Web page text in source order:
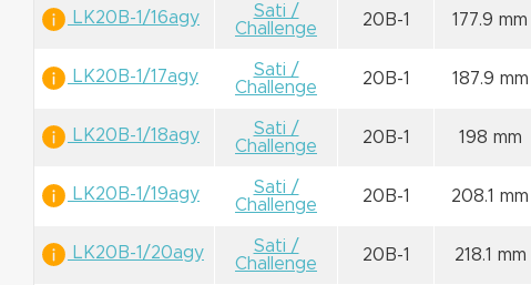
LK20B-1/16agy
Sati /
Challenge
20B-1 177.9 mm
LK20B-1/17agy
Sati /
Challenge
20B-1 187.9 mm
LK20B-1/18agy
Sati /
Challenge
20B-1 198 mm
LK20B-1/19agy
Sati /
Challenge
20B-1 208.1 mm
LK20B-1/20agy
Sati /
Challenge
20B-1 218.1 mm